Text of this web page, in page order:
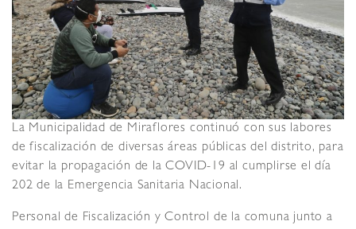
La Municipalidad de Miraflores continuó con sus labores
de fiscalización de diversas áreas públicas del distrito, para
evitar la propagación de la COVID-19 al cumplirse el día
202 de la Emergencia Sanitaria Nacional.
Personal de Fiscalización y Control de la comuna junto a